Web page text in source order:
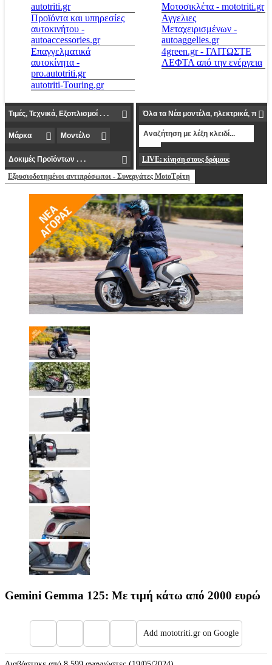
autotriti.gr
Προϊόντα και υπηρεσίες
αυτοκινήτου -
autoaccessories.gr
Επαγγελματικά
αυτοκίνητα -
pro.autotriti.gr
autotriti-Touring.gr
Μοτοσικλέτα - mototriti.gr
Αγγελιες
Μεταχειρισμένων -
autoaggelies.gr
4green.gr - ΓΛΙΤΩΣΤΕ
ΛΕΦΤΑ από την ενέργεια
LIVE: κίνηση στους δρόμους
Εξουσιοδοτημένοι αντιπρόσωποι - Συνεργάτες MotoΤρίτη
Gemini Gemma 125: Με τιμή κάτω από 2000 ευρώ
Add mototriti.gr on Google